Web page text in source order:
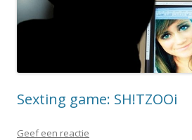
Sexting game: SH!TZOOi
Geef een reactie